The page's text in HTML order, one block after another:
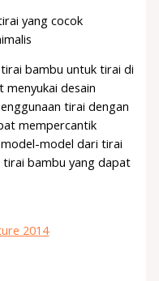
bambu untuk tirai di
menyukai desain
tirai dengan
mempercantik
model dari tirai
bambu yang dapat
2014